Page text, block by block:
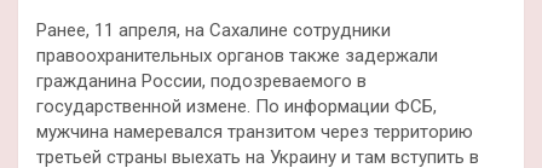
Ранее, 11 апреля, на Сахалине сотрудники
правоохранительных органов также задержали
гражданина России, подозреваемого в
государственной измене. По информации ФСБ,
мужчина намеревался транзитом через территорию
третьей страны выехать на Украину и там вступить в